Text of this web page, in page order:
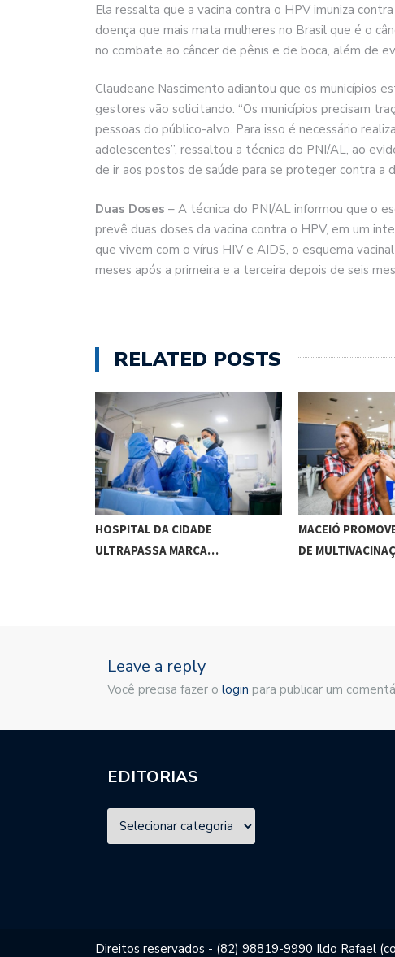
Ela ressalta que a vacina contra o HPV imuniza
doença que mais mata mulheres no Brasil que é o
no combate ao câncer de pênis e de boca, além de
Claudeane Nascimento adiantou que os municípios
gestores vão solicitando. “Os municípios precisam
pessoas do público-alvo. Para isso é necessário
adolescentes”, ressaltou a técnica do PNI/AL, ao
de ir aos postos de saúde para se proteger contra a
Duas Doses – A técnica do PNI/AL informou que o
prevê duas doses da vacina contra o HPV, em um
que vivem com o vírus HIV e AIDS, o esquema
meses após a primeira e a terceira depois de seis
RELATED POSTS
HOSPITAL DA CIDADE
ULTRAPASSA MARCA…
MACEIÓ
DE
Leave a reply
Você precisa fazer o login para publicar um
EDITORIAS
Direitos reservados - (82) 98819-9990 Ildo Rafael